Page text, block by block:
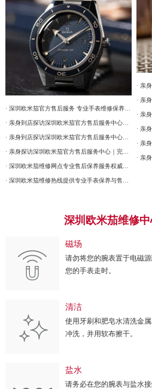
· 深圳欧米茄官方售后服务 专业手表维修保养权威公示（2026年7月最新）
· 亲身到店探访深圳欧米茄官方售后服务中心｜详细官方热线及维修地址（2026年7月最新）
· 亲身到店探访深圳欧米茄官方售后服务中心｜详细地址与售后服务电话（2026年7月最新）
· 深圳欧米茄维修网点专业售后保养服务权威公示（2026年7月最新）
深圳欧米茄维修
磁场
请勿将您的腕表置于电磁
您的手表走时。
清洁
使用牙刷和肥皂水清洗金
冲洗，并用软布擦干。
盐水
请务必在您的腕表与盐水接